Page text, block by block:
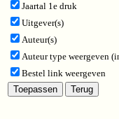
Jaartal 1e druk
Uitgever(s)
Auteur(s)
Auteur type weergeven
Bestel link weergeven